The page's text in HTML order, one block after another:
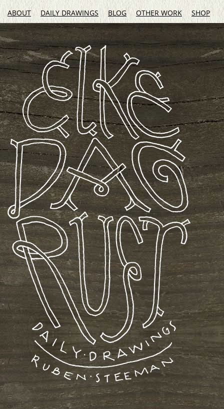
ABOUT DAILY DRAWINGS BLOG OTHER WORK SHOP